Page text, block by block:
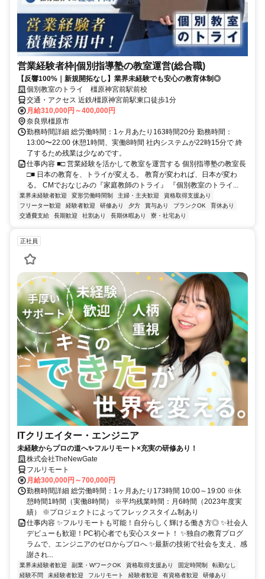
営業経験者枠|個別指導塾の教室運営(総合職)
【反響100%｜新規開拓なし】業界未経験でも安心の教育体制◎
個別教室のトライ 橿原神宮前駅前校
交通・アクセス 近鉄/橿原神宮前駅東口徒歩1分
月給310,000円～400,000円
奈良県橿原市
勤務時間詳細 総労働時間：1ヶ月あたり163時間20分 勤務時間：
13:00〜22:00 休憩1時間、実働8時間 社内システムが22時15分で 終
了するため残業は少なめです。
仕事内容 ■□ 営業経験を活かして教室を運営する 個別指導塾の教室長
□■ 日本の教育を、トライが変える。 教育が変われば、日本が変わ
る。 CMでおなじみの『家庭教師のトライ』 『個別教室のトライ...
業界未経験者歓迎 変形労働時間制 主婦・主夫歓迎
資格取得支援あり
フリーター歓迎
経験者歓迎 研修あり 夕方 賞与あり ブランクOK
育休あり
交通費支給
長期歓迎 社割あり 長期休暇あり 寮・社宅あり
正社員
ITクリエイター・エンジニア
未経験からプロの道へ✨フルリモート×充実の研修あり！
株式会社TheNewGate
フルリモート
月給300,000円～700,000円
勤務時間詳細 総労働時間：1ヶ月あたり173時間 10:00～19:00 ※休
憩時間1時間（実働8時間） ※平均残業時間：月6時間（2023年度実
績） ※プロジェクトによってフレックスタイム制あり
仕事内容 ✨フルリモートも可能！自分らしく輝ける働き方◎ ✨社会人
デビューも歓迎！PC初心者でも安心スタート！ ✨独自の教育プログ
ラムで、エンジニアのゼロからプロへ ✨最新の技術で社会を支え、感
謝され...
業界未経験者歓迎 副業・WワークOK 資格取得支援あり 固定時間制
転勤なし
経験不問
未経験者歓迎 フルリモート 経験者歓迎 有資格者歓迎
研修あり